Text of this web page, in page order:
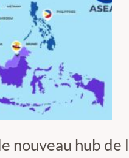
nouveau hub de